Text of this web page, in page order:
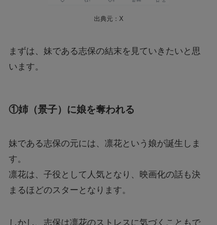
出典元：X
まずは、妹である志保の結末を見ていきたいと思
います。
①姉（景子）に娘を奪われる
妹である志保の元には、凛花という娘が誕生しま
す。
凛花は、子役として人気となり、映画化の話も決
まるほどのスターとなります。
しかし、志保は凛花のストレスに気づくこともで